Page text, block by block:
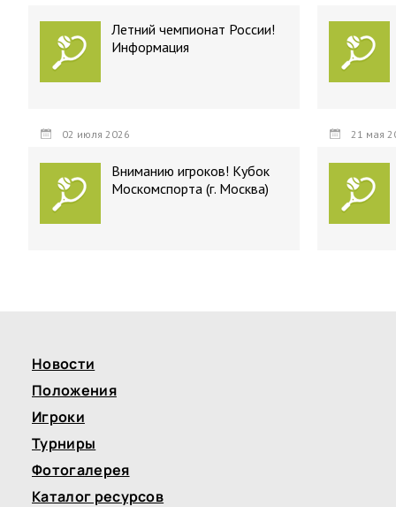
Летний чемпионат России!
Информация
02 июля 2026
Вниманию игроков! Кубок
Москомспорта (г. Москва)
21 мая
Новости
Положения
Игроки
Турниры
Фотогалерея
Каталог ресурсов